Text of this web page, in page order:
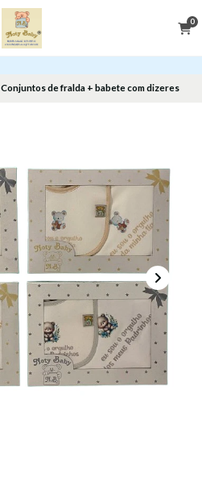
0
Conjuntos de fralda + babete com dizeres